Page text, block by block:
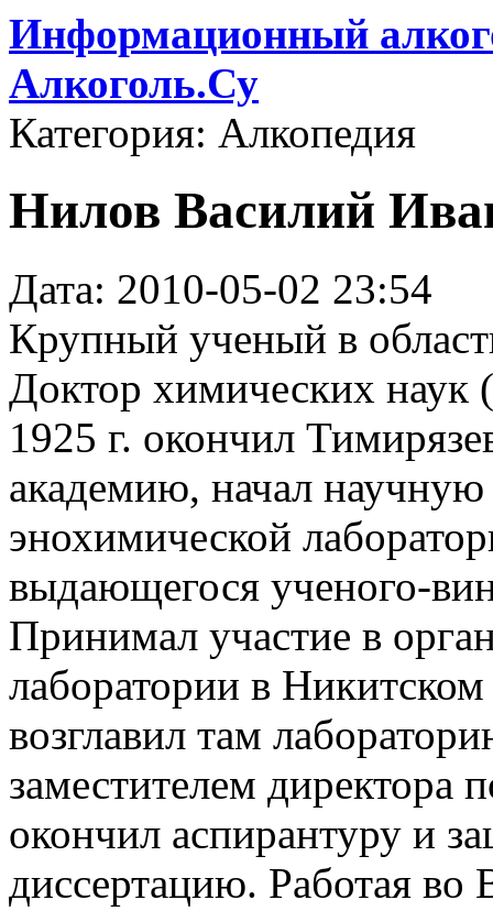
Информационный
Алкоголь.Су
Категория: Алкопедия
Нилов Василий
Дата: 2010-05-02 23:54
Крупный ученый в
Доктор химических
1925 г. окончил
академию, начал научную
энохимической
выдающегося ученого-
Принимал участие в
лаборатории в
возглавил там
заместителем директора
окончил аспирантуру и
диссертацию. Работая во